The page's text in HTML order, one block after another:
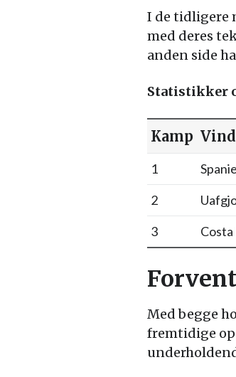
I de tidligere
med deres
anden side
Statistikker
Kamp
1
2
3
Costa
Med begge
fremtidige